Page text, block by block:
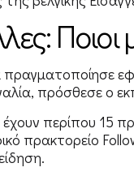
πρόσθεσε ο
έχουν περίπου 15
πρακτορείο